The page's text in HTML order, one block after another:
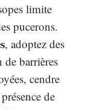
limite
pucerons.
, adoptez des
barrières
cendre
de